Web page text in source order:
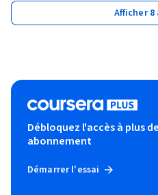
Afficher
Débloquez l'accès à plus
abonnement
Démarrer l'essai